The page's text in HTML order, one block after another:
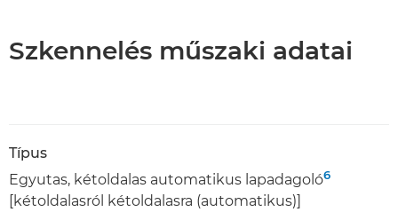
Szkennelés műszaki adatai
Típus
Egyutas, kétoldalas automatikus lapadagoló6
[kétoldalasról kétoldalasra (automatikus)]